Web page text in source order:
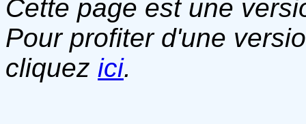
Cette page est une
Pour profiter d'une
cliquez ici.